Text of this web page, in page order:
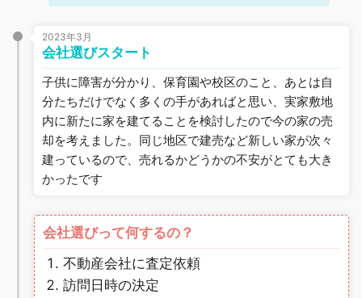
2023年3月
会社選びスタート
子供に障害が分かり、保育園や校区のこと、あとは自
分たちだけでなく多くの手があればと思い、実家敷地
内に新たに家を建てることを検討したので今の家の売
却を考えました。同じ地区で建売など新しい家が次々
建っているので、売れるかどうかの不安がとても大き
かったです
会社選びって何するの？
不動産会社に査定依頼
訪問日時の決定